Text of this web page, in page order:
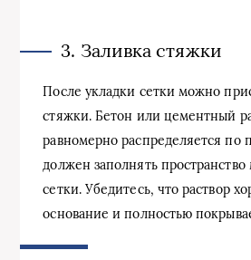
3. Заливка стяжки
После укладки сетки можно
стяжки. Бетон или цементный
равномерно распределяется по
должен заполнять
сетки. Убедитесь, что раствор
основание и полностью